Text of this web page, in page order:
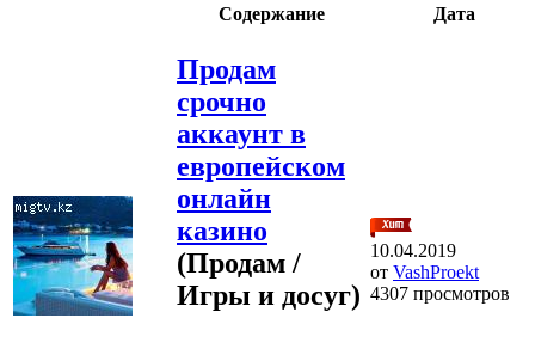
Содержание
Дата
Продам
срочно
аккаунт в
европейском
онлайн
казино
(Продам /
Игры и досуг)
10.04.2019
от VashProekt
4307 просмотров